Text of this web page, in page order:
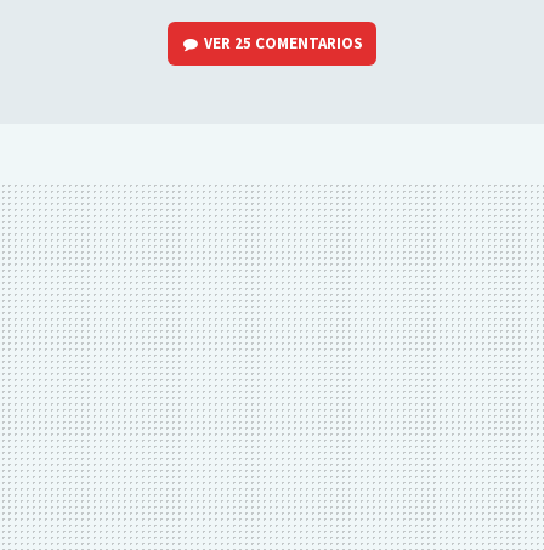
VER 25 COMENTARIOS